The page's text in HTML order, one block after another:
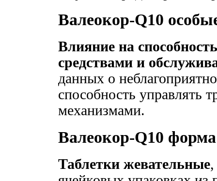
Валеокор-Q10
Влияние на
средствами и
данных о
способность управлять
механизмами.
Валеокор-Q10
Таблетки жевательные